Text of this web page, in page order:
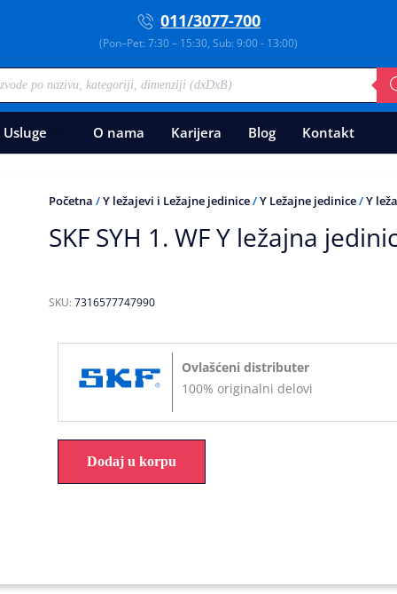
011/3077-700
(Pon–Pet: 7:30 – 15:30, Sub: 9:00 - 13:00)
Usluge O nama Karijera Blog Kontakt
Početna /Y ležajevi i Ležajne jedinice/Y Ležajne jedinice/Y
SKF SYH 1. WF Y ležajna
SKU: 7316577747990
Ovlašćeni distributer
100% originalni delovi
Dodaj u korpu